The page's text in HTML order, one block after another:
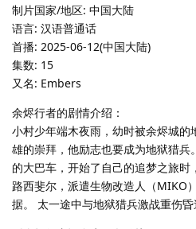
制片国家/地区: 中国大陆
语言: 汉语普通话
首播: 2025-06-12(中国大陆)
集数: 15
又名: Embers
余烬行者的剧情介绍：
小村少年端木夜雨，幼时被余烬城
雄的崇拜，他励志也要成为地狱猎
的大巴车，开始了自己的追梦之旅
路西斐尔，派遣生物改造人（MIKO
据。 太一途中与地狱猎兵激战重伤昏